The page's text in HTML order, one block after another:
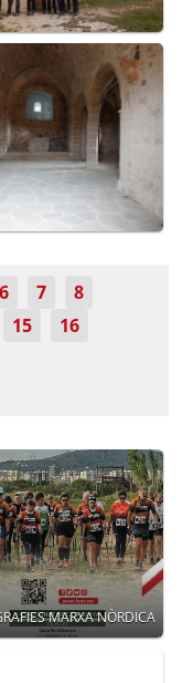
6 7
8
15
16
MARXA NÒRDICA